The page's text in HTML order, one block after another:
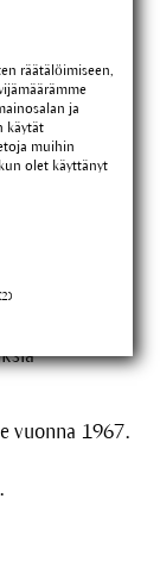
räätälöimiseen,
ja
käytät
muihin
olet käyttänyt
ihon
Mutta
Sigmundin
alkoivat
vuonna 1967.
.